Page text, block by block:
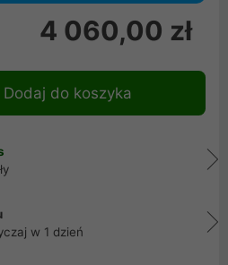
4 060,00 zł
Dodaj do koszyka
w 1 dzień